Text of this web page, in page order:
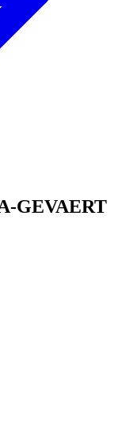
GEVAERT